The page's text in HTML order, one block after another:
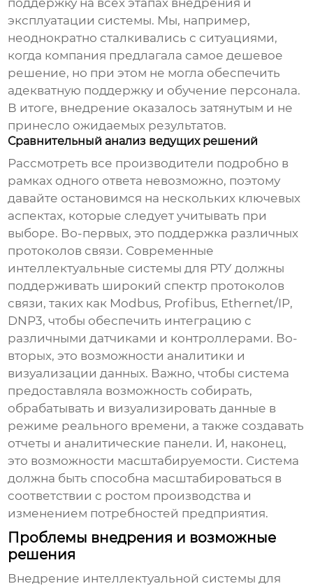
эксплуатации системы. Мы, например,
неоднократно сталкивались с ситуациями,
когда компания предлагала самое дешевое
решение, но при этом не могла обеспечить
адекватную поддержку и обучение персонала.
В итоге, внедрение оказалось затянутым и не
принесло ожидаемых результатов.
Сравнительный анализ ведущих решений
Рассмотреть все производители подробно в
рамках одного ответа невозможно, поэтому
давайте остановимся на нескольких ключевых
аспектах, которые следует учитывать при
выборе. Во-первых, это поддержка различных
протоколов связи. Современные
интеллектуальные системы для РТУ должны
поддерживать широкий спектр протоколов
связи, таких как Modbus, Profibus, Ethernet/IP,
DNP3, чтобы обеспечить интеграцию с
различными датчиками и контроллерами. Во-
вторых, это возможности аналитики и
визуализации данных. Важно, чтобы система
предоставляла возможность собирать,
обрабатывать и визуализировать данные в
режиме реального времени, а также создавать
отчеты и аналитические панели. И, наконец,
это возможности масштабируемости. Система
должна быть способна масштабироваться в
соответствии с ростом производства и
изменением потребностей предприятия.
Проблемы внедрения и возможные
решения
Внедрение интеллектуальной системы для